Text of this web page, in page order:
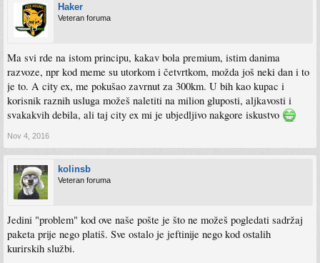
Haker
Veteran foruma
Ma svi rde na istom principu, kakav bola premium, istim danima
razvoze, npr kod meme su utorkom i četvrtkom, možda još neki dan i to
je to. A city ex, me pokušao zavrnut za 300km. U bih kao kupac i
korisnik raznih usluga možeš naletiti na milion gluposti, aljkavosti i
svakakvih debila, ali taj city ex mi je ubjedljivo nakgore iskustvo
Nov 4, 2016
kolinsb
Veteran foruma
Jedini "problem" kod ove naše pošte je što ne možeš pogledati sadržaj
paketa prije nego platiš. Sve ostalo je jeftinije nego kod ostalih
kurirskih službi.